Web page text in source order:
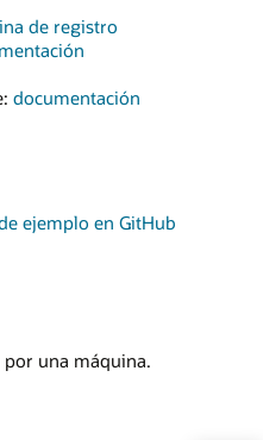
de registro
documentación
ejemplo en GitHub
una máquina.